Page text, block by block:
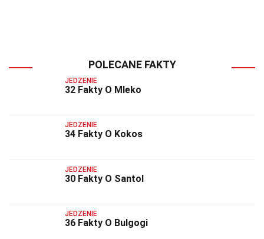
POLECANE FAKTY
JEDZENIE
32 Fakty O Mleko
JEDZENIE
34 Fakty O Kokos
JEDZENIE
30 Fakty O Santol
JEDZENIE
36 Fakty O Bulgogi